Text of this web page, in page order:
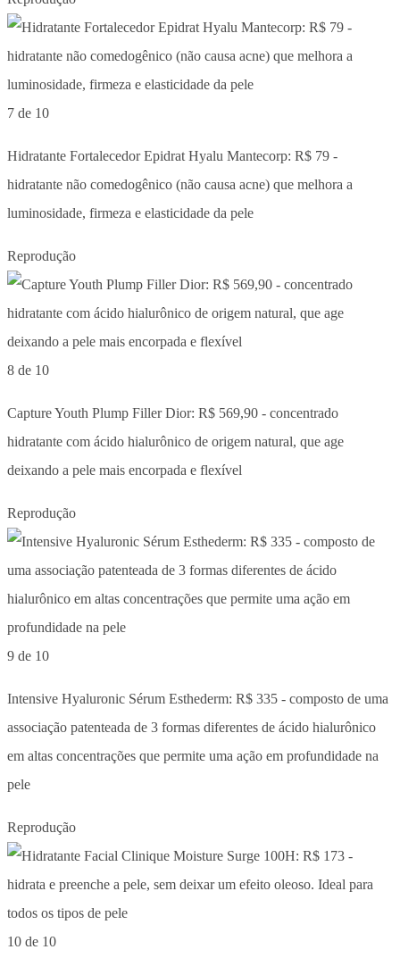
7 de 10
Hidratante Fortalecedor Epidrat Hyalu Mantecorp: R$ 79 -
hidratante não comedogênico (não causa acne) que melhora a
luminosidade, firmeza e elasticidade da pele
Reprodução
8 de 10
Capture Youth Plump Filler Dior: R$ 569,90 - concentrado
hidratante com ácido hialurônico de origem natural, que age
deixando a pele mais encorpada e flexível
Reprodução
9 de 10
Intensive Hyaluronic Sérum Esthederm: R$ 335 - composto de uma
associação patenteada de 3 formas diferentes de ácido hialurônico
em altas concentrações que permite uma ação em profundidade na
pele
Reprodução
10 de 10